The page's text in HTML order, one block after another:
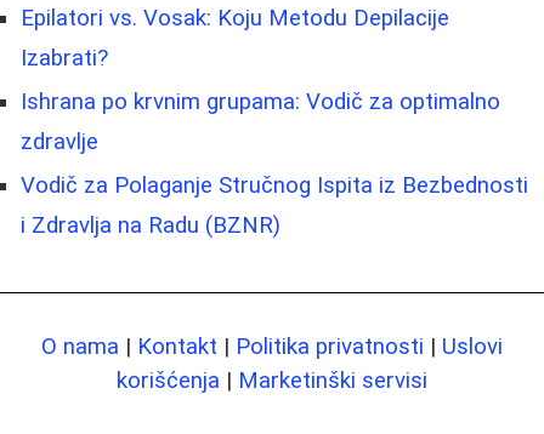
Epilatori vs. Vosak: Koju Metodu Depilacije
Izabrati?
Ishrana po krvnim grupama: Vodič za optimalno
zdravlje
Vodič za Polaganje Stručnog Ispita iz Bezbednosti
i Zdravlja na Radu (BZNR)
O nama | Kontakt | Politika privatnosti | Uslovi
korišćenja | Marketinški servisi